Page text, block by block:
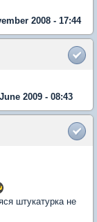
2008 - 17:44
2009 - 08:43
штукатурка не